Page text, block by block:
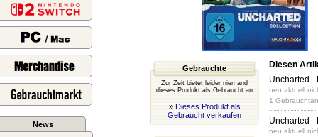
News
Gebrauchte
Zur Zeit bietet leider niemand
dieses Produkt als Gebraucht an
» Dieses Produkt als
Gebraucht verkaufen
Diesen
Uncharted -
neu aktuell
1
Uncharted -
neu aktuell